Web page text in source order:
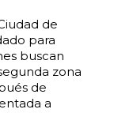
de
para
buscan
zona
de
a